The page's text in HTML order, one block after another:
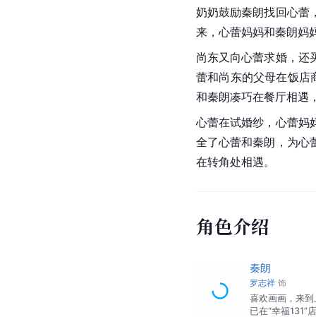
奶奶鼓励秦朗找回心蕾
来，心蕾妈妈和秦朗妈
尚东又向心蕾求婚，还
蕾和尚东的父母在饭店
和秦朗凑巧在餐厅相遇
心蕾在试婚纱，心蕾妈
全了心蕾和秦朗，为心
在转角处相遇。
角色介绍
秦朗
罗志祥 饰
喜欢画画，来
已在“幸福131”